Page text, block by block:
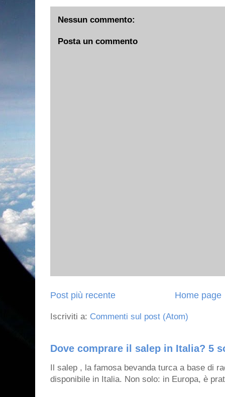
Nessun commento:
Posta un commento
Post più recente Home page
Iscriviti a: Commenti sul post (Atom)
Dove comprare il salep in Italia? 5
Il salep , la famosa bevanda turca a base di
disponibile in Italia. Non solo: in Europa, è